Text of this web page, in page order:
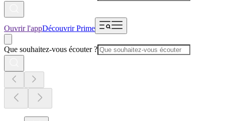
Ouvrir l'appDécouvrir Prime
Que souhaitez-vous écouter ?